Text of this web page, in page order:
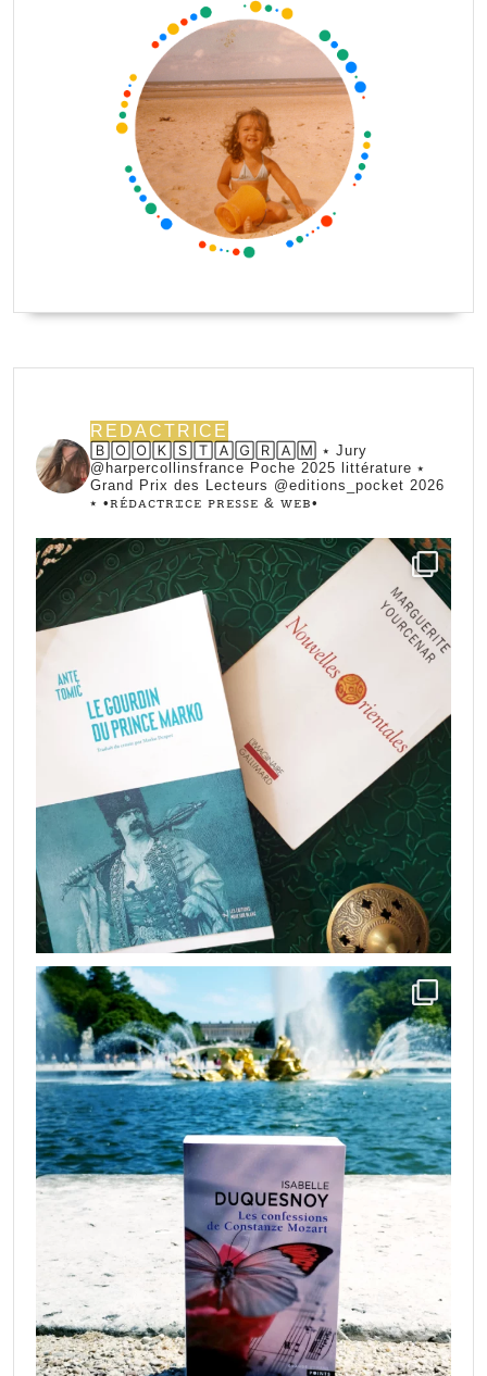
REDACTRICE
🄱🄾🄾🄺🅂🅃🄰🄶🅁🄰🄼 ⭑ Jury
@harpercollinsfrance Poche 2025 littérature ⭑
Grand Prix des Lecteurs @editions_pocket 2026
⭑ •ꭱꭼ́ꭰꭺꮯꭲꭱꮖꮯꭼ ꮲꭱꭼꮪꮪꭼ & ꮃꭼᏼ•